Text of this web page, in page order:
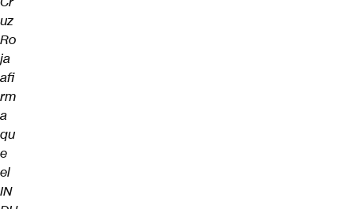
uz
Ro
ja
afi
rm
a
qu
e
el
IN